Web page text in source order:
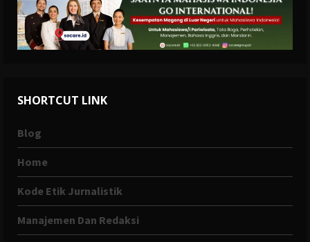
SHORTCUT LINK
Blog
Home
Kode Etik Jurnalistik
Manajemen Dan Redaksi